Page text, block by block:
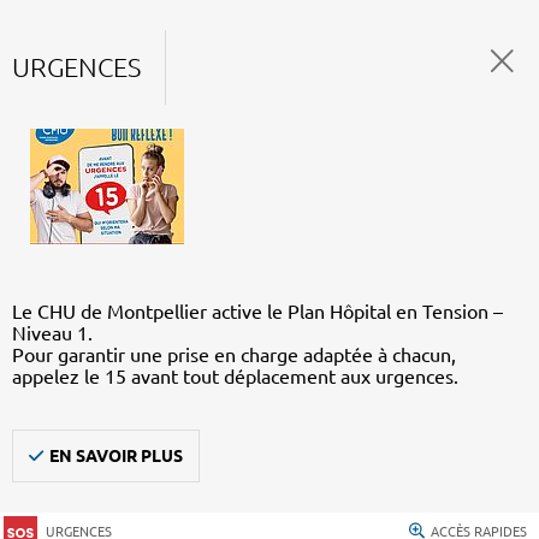
URGENCES
Le CHU de Montpellier active le Plan Hôpital en Tension –
Niveau 1.
Pour garantir une prise en charge adaptée à chacun,
appelez le 15 avant tout déplacement aux urgences.
EN SAVOIR PLUS
URGENCES ACCÈS RAPIDES